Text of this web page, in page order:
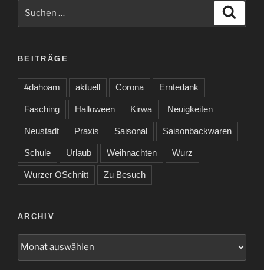
BEITRÄGE
#dahoam aktuell Corona Erntedank
Fasching Halloween Kirwa Neuigkeiten
Neustadt Praxis Saisonal Saisonbackwaren
Schule Urlaub Weihnachten Wurz
Wurzer OSchnitt Zu Besuch
ARCHIV